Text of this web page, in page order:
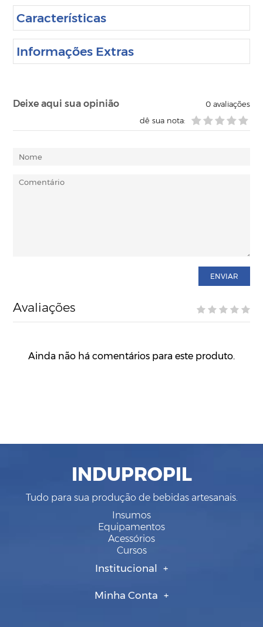
Características
Informações Extras
Deixe aqui sua opinião 0avaliações
dê sua nota:
ENVIAR
Avaliações
Ainda não há comentários para este produto.
INDUPROPIL
Tudo para sua produção de bebidas artesanais.
Insumos
Equipamentos
Acessórios
Cursos
Institucional
Minha Conta